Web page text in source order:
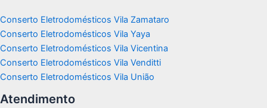
Conserto Eletrodomésticos Vila Zamataro
Conserto Eletrodomésticos Vila Yaya
Conserto Eletrodomésticos Vila Vicentina
Conserto Eletrodomésticos Vila Venditti
Conserto Eletrodomésticos Vila União
Atendimento